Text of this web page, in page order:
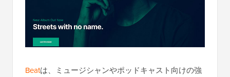
Beatは、ミュージシャンやポッドキャスト向けの強